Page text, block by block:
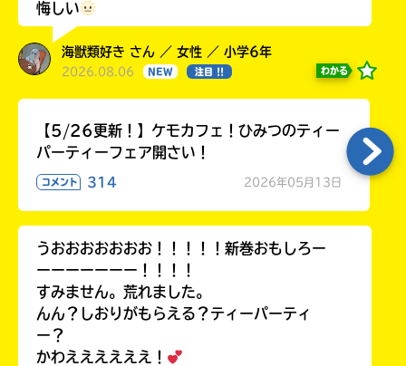
悔しい
海獣類好き さん ／ 女性 ／ 小学6年
2026.08.06 NEW 注目 !! わかる
【5/26更新！】ケモカフェ！ひみつのティー
パーティーフェア開さい！
コメント 314 2026年05月13日
うおおおおおおお！！！！！新巻おもしろー
ーーーーーーー！！！！
すみません。荒れました。
んん？しおりがもらえる？ティーパーティ
ー？
かわええええええ！